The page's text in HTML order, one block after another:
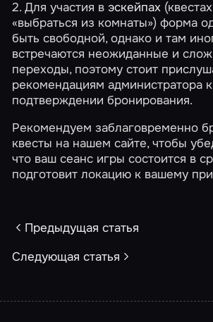
2. Для участия вэскейпах
«выбраться из комнаты») форма
быть свободной, однако и там
встречаются неожиданные и
переходы, поэтому стоит
рекомендациям администратора
подтверждении бронирования.
Рекомендуем заблаговременно
квесты на нашем сайте, чтобы
что ваш сеанс игры состоится в
подготовит локацию к вашему
Предыдущая статья
Следующая статья